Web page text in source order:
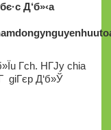
Д‘б»‹a
Г­ch. HГЈy chia
giГєp Д‘б»Ў